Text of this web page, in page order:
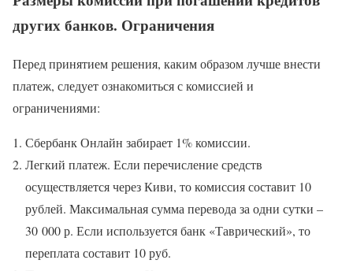
других банков. Ограничения
Перед принятием решения, каким образом лучше внести
платеж, следует ознакомиться с комиссией и
ограничениями:
Сбербанк Онлайн забирает 1% комиссии.
Легкий платеж. Если перечисление средств
осуществляется через Киви, то комиссия составит 10
рублей. Максимальная сумма перевода за одни сутки –
30 000 р. Если используется банк «Таврический», то
переплата составит 10 руб.